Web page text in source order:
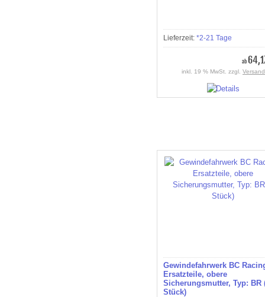
Lieferzeit: *2-21 Tage
ab
inkl. 19 % MwSt. zzgl.
Gewindefahrwerk BC
Ersatzteile, obere
Sicherungsmutter, Typ: BR
Stück)